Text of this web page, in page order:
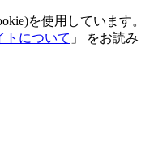
を使用しています。
トについて 」 をお読み